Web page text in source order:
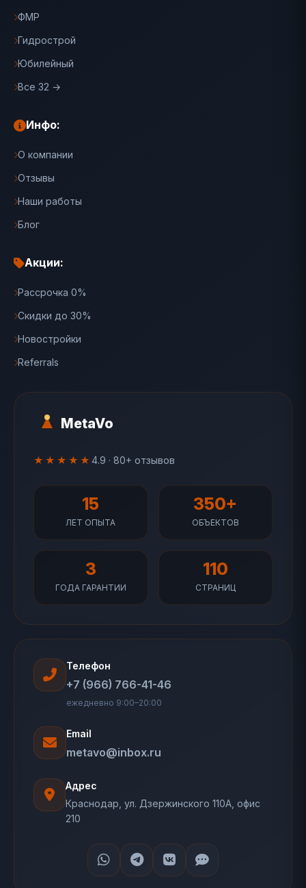
MetaVo
★★★★★ 4.9 · 80+ отзывов
15
ЛЕТ ОПЫТА
350+
ОБЪЕКТОВ
3
ГОДА ГАРАНТИИ
110
СТРАНИЦ
ФМР
Гидрострой
Юбилейный
Все 32 →
Инфо:
О компании
Отзывы
Наши работы
Блог
Акции:
Рассрочка 0%
Скидки до 30%
Новостройки
Referrals
Телефон
+7 (966) 766-41-46
ежедневно 9:00–20:00
Email
metavo@inbox.ru
Адрес
Краснодар, ул. Дзержинского 110А, офис
210